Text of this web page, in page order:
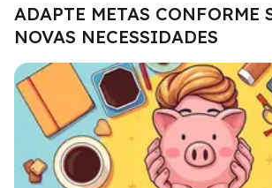
ADAPTE METAS CONFORME
NOVAS NECESSIDADES